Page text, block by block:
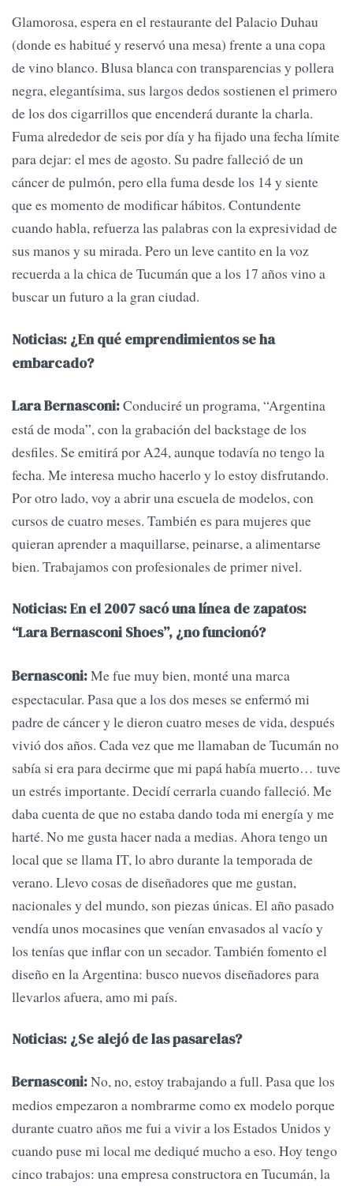
Glamorosa, espera en el restaurante del Palacio Duhau
(donde es habitué y reservó una mesa) frente a una copa
de vino blanco. Blusa blanca con transparencias y pollera
negra, elegantísima, sus largos dedos sostienen el primero
de los dos cigarrillos que encenderá durante la charla.
Fuma alrededor de seis por día y ha fijado una fecha límite
para dejar: el mes de agosto. Su padre falleció de un
cáncer de pulmón, pero ella fuma desde los 14 y siente
que es momento de modificar hábitos. Contundente
cuando habla, refuerza las palabras con la expresividad de
sus manos y su mirada. Pero un leve cantito en la voz
recuerda a la chica de Tucumán que a los 17 años vino a
buscar un futuro a la gran ciudad.
Noticias: ¿En qué emprendimientos se ha
embarcado?
Lara Bernasconi:Conduciré un programa, “Argentina
está de moda”, con la grabación del backstage de los
desfiles. Se emitirá por A24, aunque todavía no tengo la
fecha. Me interesa mucho hacerlo y lo estoy disfrutando.
Por otro lado, voy a abrir una escuela de modelos, con
cursos de cuatro meses. También es para mujeres que
quieran aprender a maquillarse, peinarse, a alimentarse
bien. Trabajamos con profesionales de primer nivel.
Noticias: En el 2007 sacó una línea de zapatos:
“Lara Bernasconi Shoes”, ¿no funcionó?
Bernasconi:Me fue muy bien, monté una marca
espectacular. Pasa que a los dos meses se enfermó mi
padre de cáncer y le dieron cuatro meses de vida, después
vivió dos años. Cada vez que me llamaban de Tucumán no
sabía si era para decirme que mi papá había muerto… tuve
un estrés importante. Decidí cerrarla cuando falleció. Me
daba cuenta de que no estaba dando toda mi energía y me
harté. No me gusta hacer nada a medias. Ahora tengo un
local que se llama IT, lo abro durante la temporada de
verano. Llevo cosas de diseñadores que me gustan,
nacionales y del mundo, son piezas únicas. El año pasado
vendía unos mocasines que venían envasados al vacío y
los tenías que inflar con un secador. También fomento el
diseño en la Argentina: busco nuevos diseñadores para
llevarlos afuera, amo mi país.
Noticias: ¿Se alejó de las pasarelas?
Bernasconi:No, no, estoy trabajando a full. Pasa que los
medios empezaron a nombrarme como ex modelo porque
durante cuatro años me fui a vivir a los Estados Unidos y
cuando puse mi local me dediqué mucho a eso. Hoy tengo
cinco trabajos: una empresa constructora en Tucumán, la